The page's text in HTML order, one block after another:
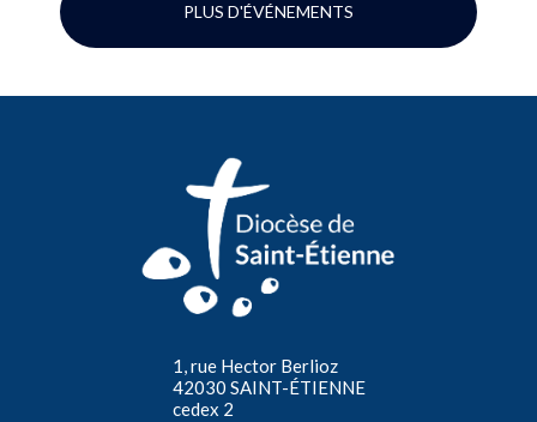
PLUS D'ÉVÉNEMENTS
1, rue Hector Berlioz
42030 SAINT-ÉTIENNE
cedex 2